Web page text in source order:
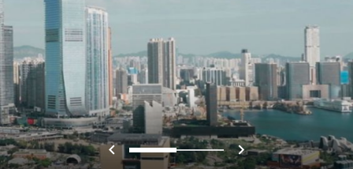
Vorherige
0 1 Weiter